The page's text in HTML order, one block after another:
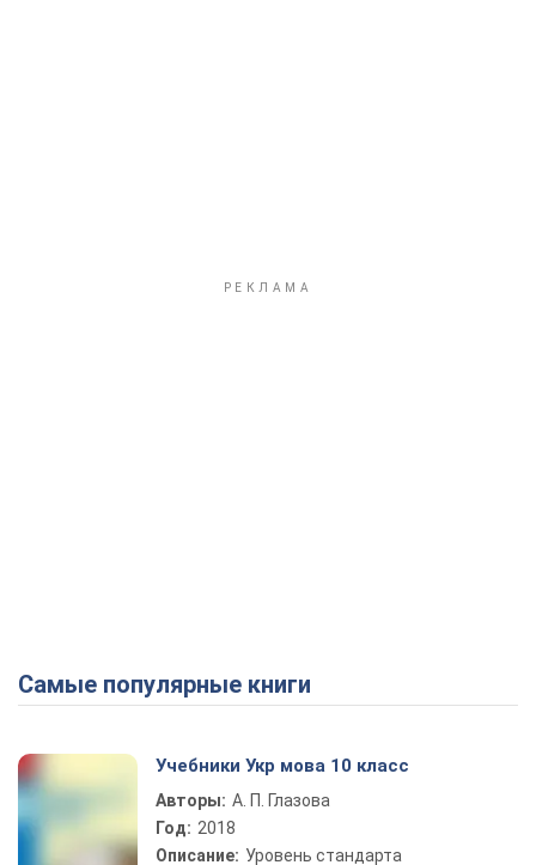
Самые популярные книги
Учебники Укр мова 10 класс
Авторы: А. П. Глазова
Год: 2018
Описание: Уровень стандарта